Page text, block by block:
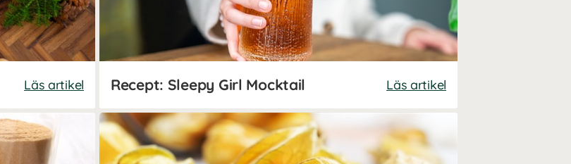
Läs artikel Recept: Sleepy Girl Mocktail Läs artikel